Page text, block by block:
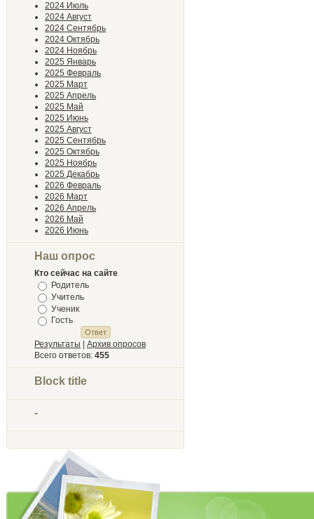
2024 Июль
2024 Август
2024 Сентябрь
2024 Октябрь
2024 Ноябрь
2025 Январь
2025 Февраль
2025 Март
2025 Апрель
2025 Май
2025 Июнь
2025 Август
2025 Сентябрь
2025 Октябрь
2025 Ноябрь
2025 Декабрь
2026 Февраль
2026 Март
2026 Апрель
2026 Май
2026 Июнь
Наш опрос
Кто сейчас на сайте
Родитель
Учитель
Ученик
Гость
Результаты
Архив опросов
Всего ответов: 455
Block title
-